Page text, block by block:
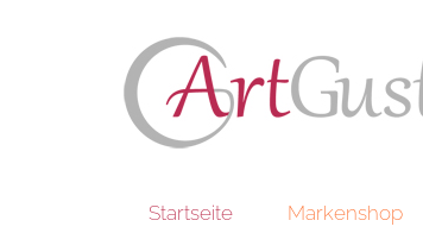
Startseite Markenshop